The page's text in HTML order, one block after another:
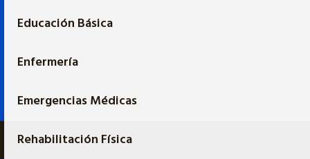
Educación Básica
Enfermería
Emergencias Médicas
Rehabilitación Física